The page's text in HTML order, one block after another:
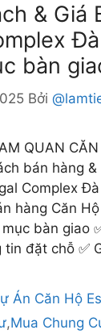
& Giá
bàn
Bởi
QUAN
bán hàng
Complex
hàng Căn
bàn giao
tin đặt chỗ ✅
Án Căn Hộ
,Mua Chung